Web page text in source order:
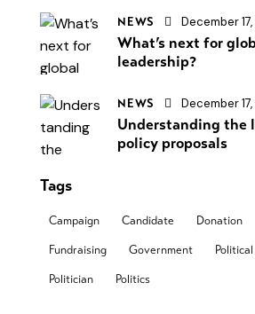
NEWS December
What’s next for
leadership?
NEWS December
Understanding the
policy proposals
Tags
Campaign Candidate Donation
Fundraising Government
Politician Politics